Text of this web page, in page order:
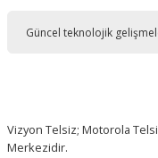
Vizyon Telsiz; Motorola
Merkezidir.